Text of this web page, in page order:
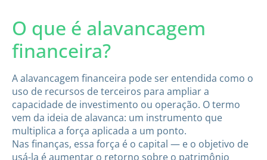
O que é alavancagem
financeira?
A alavancagem financeira pode ser entendida como o
uso de recursos de terceiros para ampliar a
capacidade de investimento ou operação. O termo
vem da ideia de alavanca: um instrumento que
multiplica a força aplicada a um ponto.
Nas finanças, essa força é o capital — e o objetivo de
usá-la é aumentar o retorno sobre o patrimônio